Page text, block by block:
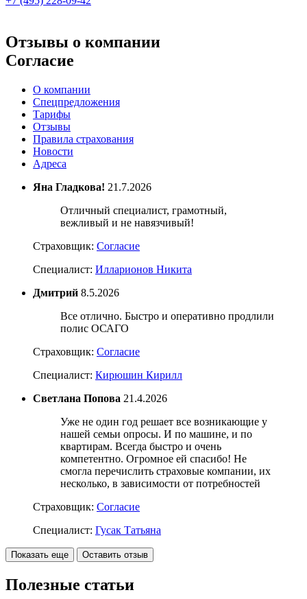
Отзывы о компании
Согласие
О компании
Спецпредложения
Тарифы
Отзывы
Правила страхования
Новости
Адреса
Яна Гладкова! 21.7.2026
Отличный специалист, грамотный,
вежливый и не навязчивый!
Страховщик: Согласие
Специалист: Илларионов Никита
Дмитрий 8.5.2026
Все отлично. Быстро и оперативно продлили
полис ОСАГО
Страховщик: Согласие
Специалист: Кирюшин Кирилл
Светлана Попова 21.4.2026
Уже не один год решает все возникающие у
нашей семьи опросы. И по машине, и по
квартирам. Всегда быстро и очень
компетентно. Огромное ей спасибо! Не
смогла перечислить страховые компании, их
несколько, в зависимости от потребностей
Страховщик: Согласие
Специалист: Гусак Татьяна
Показать еще Оставить отзыв
Полезные статьи